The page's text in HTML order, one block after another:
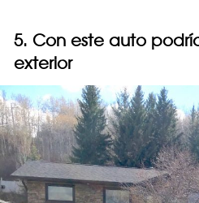
5. Con este auto
exterior